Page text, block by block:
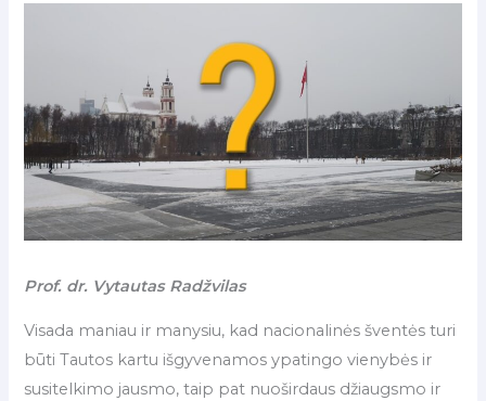
Prof. dr. Vytautas Radžvilas
Visada maniau ir manysiu, kad nacionalinės šventės turi
būti Tautos kartu išgyvenamos ypatingo vienybės ir
susitelkimo jausmo, taip pat nuoširdaus džiaugsmo ir